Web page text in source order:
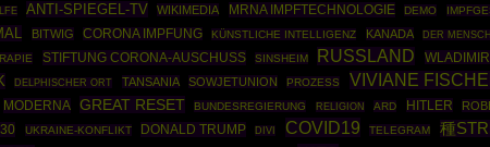
ANTI-SPIEGEL-TV WIKIMEDIA MRNA IMPFTECHNOLOGIE DEMO
BITWIG CORONA IMPFUNG KÜNSTLICHE INTELLIGENZ KANADA DER MENSCH
STIFTUNG CORONA-AUSCHUSS SINSHEIM RUSSLAND
DELPHISCHER ORT TANSANIA SOWJETUNION PROZESS VIVIANE
MODERNA GREAT RESET BUNDESREGIERUNG RELIGION ARD HITLER
UKRAINE-KONFLIKT DONALD TRUMP DIVI COVID19 TELEGRAM 種